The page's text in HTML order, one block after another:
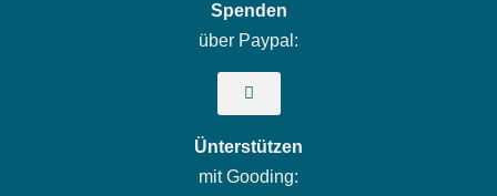
Spenden
über Paypal:
Ünterstützen
mit Gooding: